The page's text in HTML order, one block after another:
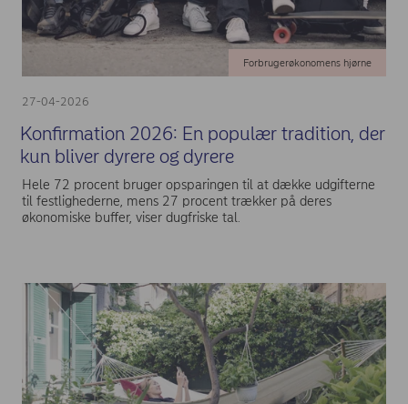
27-04-2026
Forbrugerøkonomens hjørne
Konfirmation 2026: En populær tradition, der
kun bliver dyrere og dyrere
Hele 72 procent bruger opsparingen til at dække udgifterne
til festlighederne, mens 27 procent trækker på deres
økonomiske buffer, viser dugfriske tal.